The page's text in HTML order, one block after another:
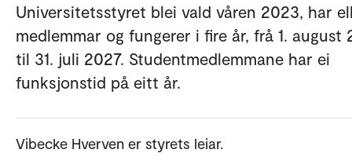
Universitetsstyret blei vald våren 2023, har
medlemmar og fungerer i fire år, frå 1. august
til 31. juli 2027. Studentmedlemmane har ei
funksjonstid på eitt år.
Vibecke Hverven er styrets leiar.